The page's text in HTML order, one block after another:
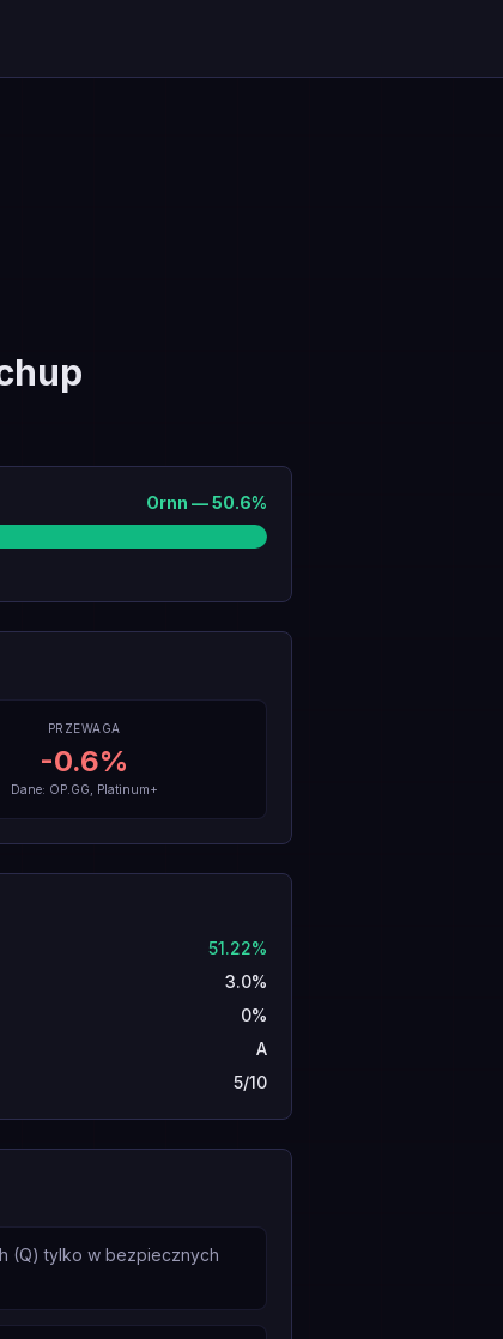
Ornn —50.6%
PRZEWAGA
-0.6%
Dane: OP.GG, Platinum+
51.22%
3.0%
0%
A
5/10
(Q) tylko w bezpiecznych